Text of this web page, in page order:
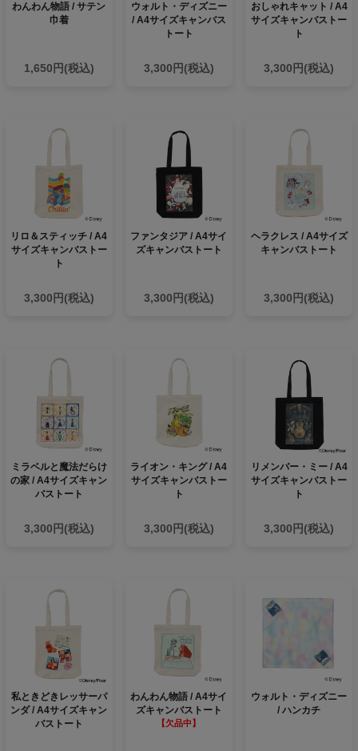
わんわん物語 / サテン
巾着
1,650円(税込)
ウォルト・ディズニー
/ A4サイズキャンバス
トート
3,300円(税込)
おしゃれキャット / A4
サイズキャンバストー
ト
3,300円(税込)
リロ＆スティッチ / A4
サイズキャンバストー
ト
3,300円(税込)
ファンタジア / A4サイ
ズキャンバストート
3,300円(税込)
ヘラクレス / A4サイズ
キャンバストート
3,300円(税込)
ミラベルと魔法だらけ
の家 / A4サイズキャン
バストート
3,300円(税込)
ライオン・キング / A4
サイズキャンバストー
ト
3,300円(税込)
リメンバー・ミー / A4
サイズキャンバストー
ト
3,300円(税込)
私ときどきレッサーパ
ンダ / A4サイズキャン
バストート
わんわん物語 / A4サイ
ズキャンバストート
【欠品中】
ウォルト・ディズニー
/ ハンカチ